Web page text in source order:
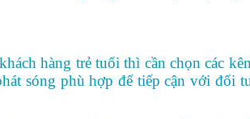
hàng trẻ tuổi thì cần chọn các
sóng phù hợp để tiếp cận với đối